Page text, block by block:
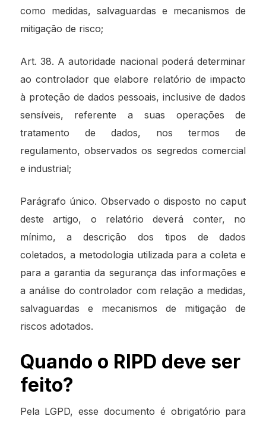
como medidas, salvaguardas e mecanismos de
mitigação de risco;
Art. 38. A autoridade nacional poderá determinar
ao controlador que elabore relatório de impacto
à proteção de dados pessoais, inclusive de dados
sensíveis, referente a suas operações de
tratamento de dados, nos termos de
regulamento, observados os segredos comercial
e industrial;
Parágrafo único. Observado o disposto no caput
deste artigo, o relatório deverá conter, no
mínimo, a descrição dos tipos de dados
coletados, a metodologia utilizada para a coleta e
para a garantia da segurança das informações e
a análise do controlador com relação a medidas,
salvaguardas e mecanismos de mitigação de
riscos adotados.
Quando o RIPD deve ser
feito?
Pela LGPD, esse documento é obrigatório para